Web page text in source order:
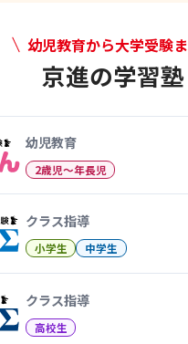
幼児教育から大学受験
京進の学習塾
幼児教育
2歳児〜年長児
クラス指導
小学生 中学生
クラス指導
高校生